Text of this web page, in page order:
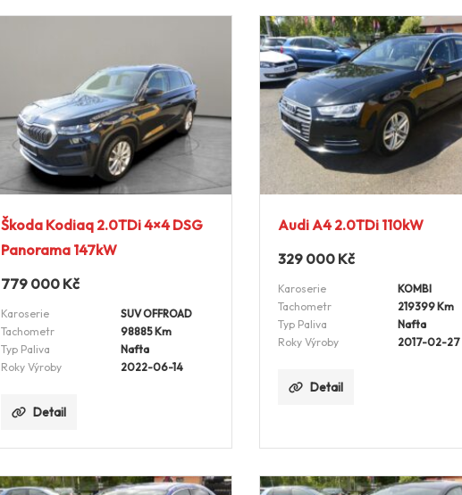
Škoda Kodiaq 2.0TDi 4×4 DSG
Panorama 147kW
779 000 Kč
Karoserie
SUV OFFROAD
Tachometr
98885 Km
Typ Paliva
Nafta
Roky Výroby
2022-06-14
Detail
Audi A4 2.0TDi 110kW
329 000 Kč
Karoserie
KOMBI
Tachometr
219399 Km
Typ Paliva
Nafta
Roky Výroby
2017-02-27
Detail